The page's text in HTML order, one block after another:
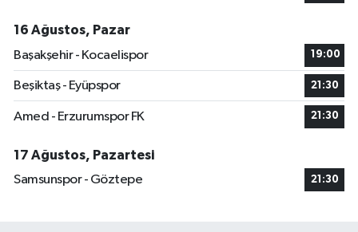
16 Ağustos, Pazar
Başakşehir - Kocaelispor
19:00
Beşiktaş - Eyüpspor 21:30
Amed - Erzurumspor FK 21:30
17 Ağustos, Pazartesi
Samsunspor - Göztepe
21:30